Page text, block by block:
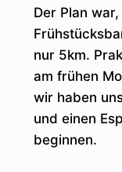
Der Plan
nur 5km.
am frühen
wir haben
und einen
beginnen.